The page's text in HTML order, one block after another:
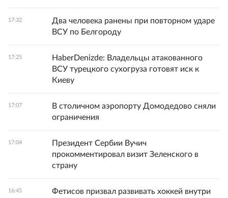
17:32
Два человека ранены при повторном ударе
ВСУ по Белгороду
17:25
HaberDenizde: Владельцы атакованного
ВСУ турецкого сухогруза готовят иск к
Киеву
17:07
В столичном аэропорту Домодедово сняли
ограничения
17:04
Президент Сербии Вучич
прокомментировал визит Зеленского в
страну
16:45
Фетисов призвал развивать хоккей внутри